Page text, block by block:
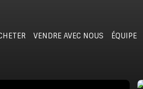
VENDRE AVEC NOUS ÉQUIPE